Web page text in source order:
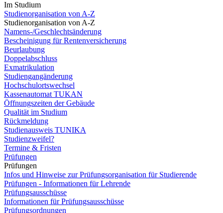
Im Studium
Studienorganisation von A-Z
Studienorganisation von A-Z
Namens-/Geschlechtsänderung
Bescheinigung für Rentenversicherung
Beurlaubung
Doppelabschluss
Exmatrikulation
Studiengangänderung
Hochschulortswechsel
Kassenautomat TUKAN
Öffnungszeiten der Gebäude
Qualität im Studium
Rückmeldung
Studienausweis TUNIKA
Studienzweifel?
Termine & Fristen
Prüfungen
Prüfungen
Infos und Hinweise zur Prüfungsorganisation für Studierende
Prüfungen - Informationen für Lehrende
Prüfungsausschüsse
Informationen für Prüfungsausschüsse
Prüfungsordnungen